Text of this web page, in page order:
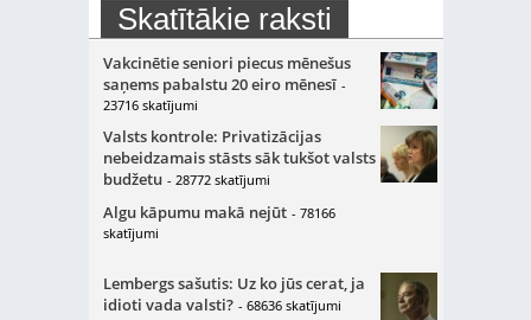
Skatītākie raksti
Vakcinētie seniori piecus mēnešus
saņems pabalstu 20 eiro mēnesī -
23716 skatījumi
Valsts kontrole: Privatizācijas
nebeidzamais stāsts sāk tukšot valsts
budžetu - 28772 skatījumi
Algu kāpumu makā nejūt - 78166
skatījumi
Lembergs sašutis: Uz ko jūs cerat, ja
idioti vada valsti? - 68636 skatījumi